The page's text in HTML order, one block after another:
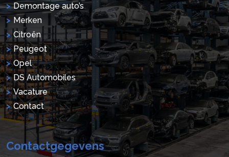
Demontage auto’s
Merken
Citroën
Peugeot
Opel
DS Automobiles
Vacature
Contact
Contactgegevens